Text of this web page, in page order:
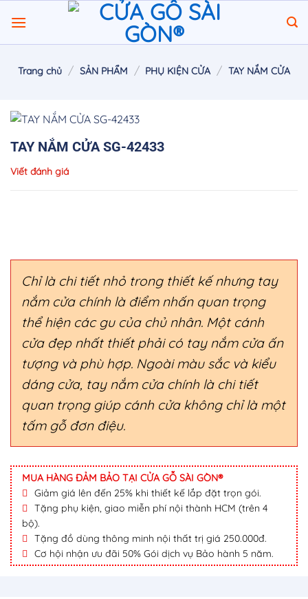
đến
nội
Trang chủ / SẢN PHẨM / PHỤ KIỆN CỬA / TAY NẮM CỬA
TAY NẮM CỬA SG-42433
Viết đánh giá
Chỉ là chi tiết nhỏ trong thiết kế nhưng tay
nắm cửa chính là điểm nhấn quan trọng
thể hiện các gu của chủ nhân. Một cánh
cửa đẹp nhất thiết phải có tay nắm cửa ấn
tượng và phù hợp. Ngoài màu sắc và kiểu
dáng cửa, tay nắm cửa chính là chi tiết
quan trọng giúp cánh cửa không chỉ là một
tấm gỗ đơn điệu.
MUA HÀNG ĐẢM BẢO TẠI CỬA GỖ SÀI GÒN®
Giảm giá lên đến 25% khi thiết kế lắp đặt trọn gói.
Tặng phụ kiện, giao miễn phí nội thành HCM (trên 4
bộ).
Tặng đồ dùng thông minh nội thất trị giá 250.000đ.
Cơ hội nhận ưu đãi 50% Gói dịch vụ Bảo hành 5 năm.